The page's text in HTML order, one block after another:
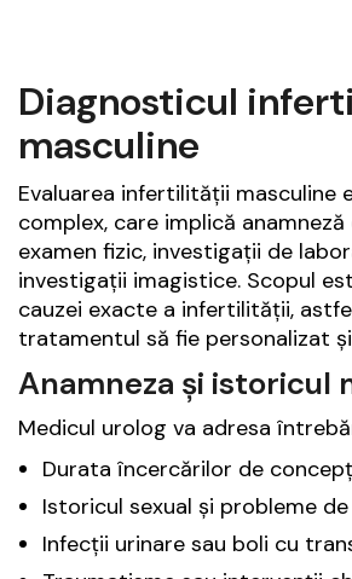
Diagnosticul
masculine
Evaluarea infertilității masculine
complex, care implică
examen fizic, investigații de
investigații imagistice. Scopul
cauzei exacte a infertilității,
tratamentul să fie personalizat
Anamneza și istoricul
Medicul urolog va adresa
Durata încercărilor de
Istoricul sexual și probleme
Infecții urinare sau boli cu